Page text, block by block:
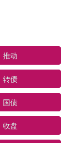
推动
转债
国债
收盘